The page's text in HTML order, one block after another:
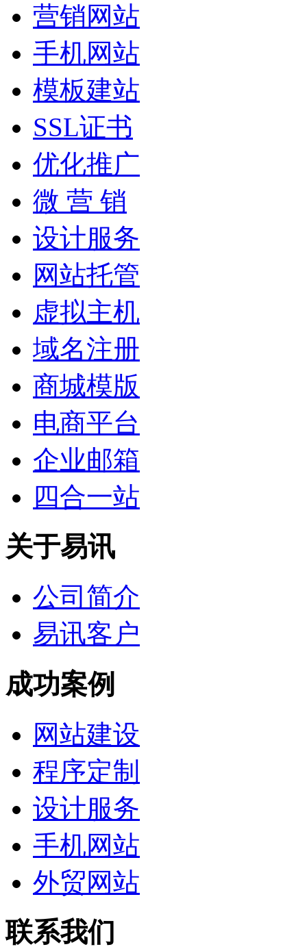
营销网站
手机网站
模板建站
SSL证书
优化推广
微 营 销
设计服务
网站托管
虚拟主机
域名注册
商城模版
电商平台
企业邮箱
四合一站
关于易讯
公司简介
易讯客户
成功案例
网站建设
程序定制
设计服务
手机网站
外贸网站
联系我们